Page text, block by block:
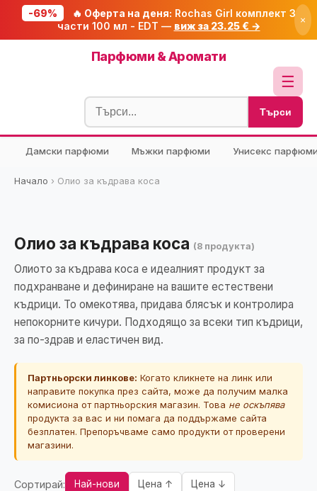
-69% 🔥 Оферта на деня: Rochas Girl комплект 3
части 100 мл - EDT — виж за 23.25 € → ×
Парфюми & Аромати
☰
Блог
🧮 Калкулатори
🔍 Намери продукт
🎁 Подарък
Търси
Дамски парфюми Мъжки парфюми Унисекс
Начало › Олио за къдрава коса
Олио за къдрава коса (8 продукта)
Олиото за къдрава коса е идеалният продукт за
подхранване и дефиниране на вашите естествени
къдрици. То омекотява, придава блясък и контролира
непокорните кичури. Подходящо за всеки тип къдрици,
за по-здрав и еластичен вид.
Партньорски линкове: Когато кликнете на линк или
направите покупка през сайта, може да получим малка
комисиона от партньорския магазин. Това не оскъпява
продукта за вас и ни помага да поддържаме сайта
безплатен. Препоръчваме само продукти от проверени
магазини.
Сортирай: Най-нови Цена ↑ Цена ↓